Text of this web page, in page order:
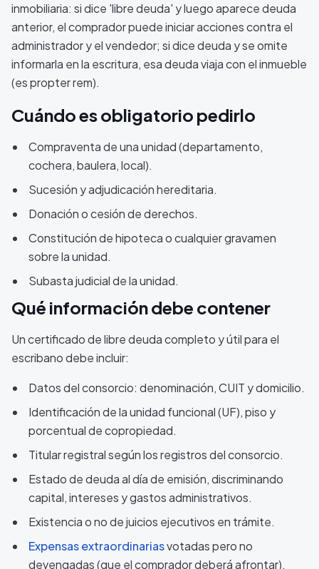
inmobiliaria: si dice 'libre deuda' y luego aparece deuda
anterior, el comprador puede iniciar acciones contra el
administrador y el vendedor; si dice deuda y se omite
informarla en la escritura, esa deuda viaja con el inmueble
(es propter rem).
Cuándo es obligatorio pedirlo
Compraventa de una unidad (departamento,
cochera, baulera, local).
Sucesión y adjudicación hereditaria.
Donación o cesión de derechos.
Constitución de hipoteca o cualquier gravamen
sobre la unidad.
Subasta judicial de la unidad.
Qué información debe contener
Un certificado de libre deuda completo y útil para el
escribano debe incluir:
Datos del consorcio: denominación, CUIT y domicilio.
Identificación de la unidad funcional (UF), piso y
porcentual de copropiedad.
Titular registral según los registros del consorcio.
Estado de deuda al día de emisión, discriminando
capital, intereses y gastos administrativos.
Existencia o no de juicios ejecutivos en trámite.
Expensas extraordinariasvotadas pero no
devengadas (que el comprador deberá afrontar).